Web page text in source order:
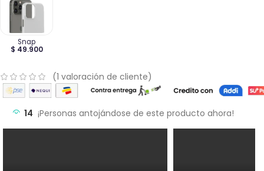
Snap
$ 49.900
(1 valoración de cliente)
14 ¡Personas antojándose de este producto ahora!